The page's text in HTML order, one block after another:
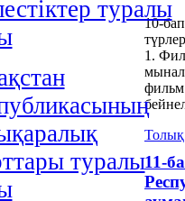
туралы
туралы
10-
1.
фильм
Толық
11-